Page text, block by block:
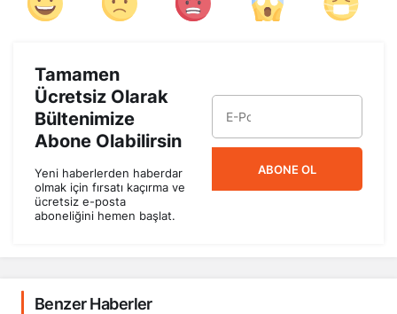
Tamamen
Ücretsiz Olarak
Bültenimize
Abone Olabilirsin
Yeni haberlerden haberdar
olmak için fırsatı kaçırma ve
ücretsiz e-posta
aboneliğini hemen başlat.
ABONE OL
Benzer Haberler